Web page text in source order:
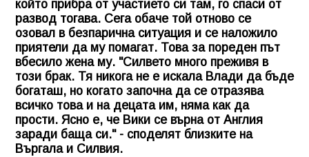
който прибра от участието си там, го спаси от
развод тогава. Сега обаче той отново се
озовал в безпарична ситуация и се наложило
приятели да му помагат. Това за пореден път
вбесило жена му. "Силвето много преживя в
този брак. Тя никога не е искала Влади да бъде
богаташ, но когато започна да се отразява
всичко това и на децата им, няма как да
прости. Ясно е, че Вики се върна от Англия
заради баща си." - споделят близките на
Въргала и Силвия.